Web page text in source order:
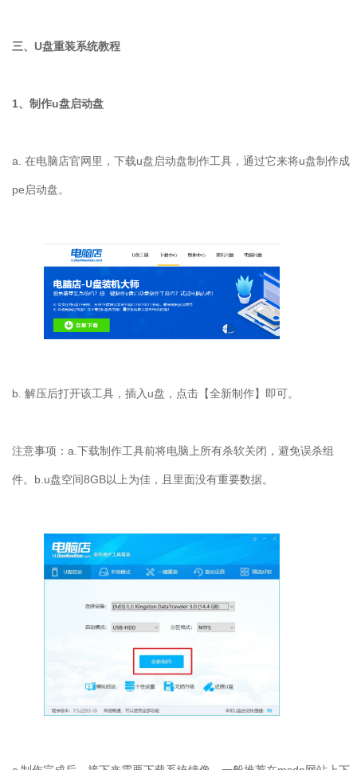
三、U盘重装系统教程
1、制作u盘启动盘
a. 在电脑店官网里，下载u盘启动盘制作工具，通过它来将u盘制作成
pe启动盘。
b. 解压后打开该工具，插入u盘，点击【全新制作】即可。
注意事项：a.下载制作工具前将电脑上所有杀软关闭，避免误杀组
件。b.u盘空间8GB以上为佳，且里面没有重要数据。